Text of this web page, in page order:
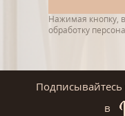
Нажимая кнопку,
обработку
в